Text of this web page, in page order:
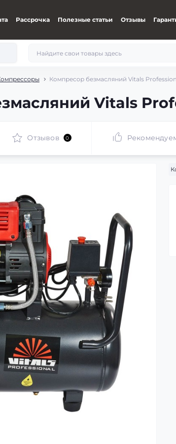
Рассрочка Полезные статьи Отзывы
Компресор безмасляний Vitals
Vitals
Отзывов 0